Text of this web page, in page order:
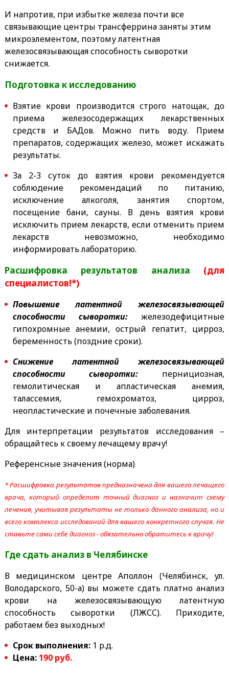
И напротив, при избытке железа почти все
связывающие центры трансферрина заняты этим
микроэлементом, поэтому латентная
железосвязывающая способность сыворотки
снижается.
Подготовка к исследованию
Взятие крови производится строго натощак, до
приема железосодержащих лекарственных
средств и БАДов. Можно пить воду. Прием
препаратов, содержащих железо, может искажать
результаты.
За 2-3 суток до взятия крови рекомендуется
соблюдение рекомендаций по питанию,
исключение алкоголя, занятия спортом,
посещение бани, сауны. В день взятия крови
исключить прием лекарств, если отменить прием
лекарств невозможно, необходимо
информировать лабораторию.
Расшифровка результатов анализа (для
специалистов!*)
Повышение латентной железосвязывающей
способности сыворотки: железодефицитные
гипохромные анемии, острый гепатит, цирроз,
беременность (поздние сроки).
Снижение латентной железосвязывающей
способности сыворотки: пернициозная,
гемолитическая и апластическая анемия,
талассемия, гемохроматоз, цирроз,
неопластические и почечные заболевания.
Для интерпретации результатов исследования –
обращайтесь к своему лечащему врачу!
Референсные значения (норма)
* Расшифровка результатов предназначена для вашего лечащего
врача, который определит точный диагноз и назначит схему
лечения, учитывая результаты не только данного анализа, но и
всего комплекса исследований для вашего конкретного случая. Не
ставьте сами себе диагноз - обязательно обратитесь к врачу!
Где сдать анализ в Челябинске
В медицинском центре Аполлон (Челябинск, ул.
Володарского, 50-а) вы можете сдать платно анализ
крови на железосвязывающую латентную
способность сыворотки (ЛЖСС). Приходите,
работаем без выходных!
Срок выполнения:1 р.д.
Цена: 190 руб.